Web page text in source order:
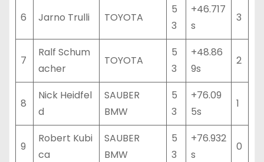
6 Jarno Trulli TOYOTA
5
3
+46.717
s
3
7
Ralf Schum
acher
TOYOTA
5
3
+48.86
9s
2
8
Nick Heidfel
d
SAUBER
BMW
5
3
+76.09
5s
1
9
Robert Kubi
ca
SAUBER
BMW
5
3
+76.932
s
0